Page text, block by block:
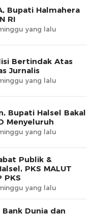
Bupati Halmahera
RI
yang lalu
Bertindak Atas
Jurnalis
yang lalu
Bupati Halsel Bakal
Menyeluruh
yang lalu
Publik &
PKS MALUT
PKS
yang lalu
Dunia dan